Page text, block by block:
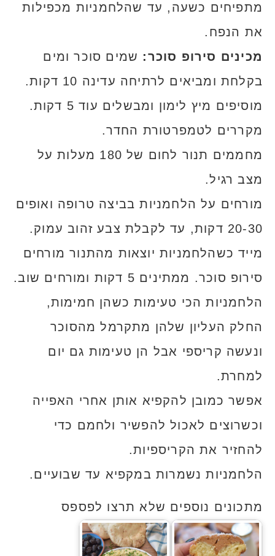
מתפיחים כשעה, עד שהלחמניות מכפילות
את הנפח.
מכינים סירופ סוכר: שמים סוכר ומים
בקלחת ומביאים לרתיחה עדינה 10 דקות.
מוסיפים מיץ לימון ומבשלים עוד 5 דקות.
מקררים לטמפרטורת החדר.
מחממים תנור לחום של 180 מעלות על
מצב רגיל.
מורחים על הלחמניות בביצה טרופה ואופים
20-30 דקות, עד לקבלת צבע זהוב עמוק.
מייד כשהלחמניות יוצאות מהתנור מורחים
סירופ סוכר. ממתינים 5 דקות ומורחים שוב.
הלחמניות הכי טעימות כשהן חמימות,
החלק העליון שלהן מתקרמל מהסוכר
ונעשה קריספי אבל הן טעימות גם יום
למחרת.
אפשר כמובן להקפיא אותן אחרי האפייה
וכשרוצים לאכול להפשיר ולחמם כדי
להחזיר את הקריספיות.
הלחמניות נשמרות במקפיא עד שבועיים.
מתכונים נוספים שלא תרצו לפספס